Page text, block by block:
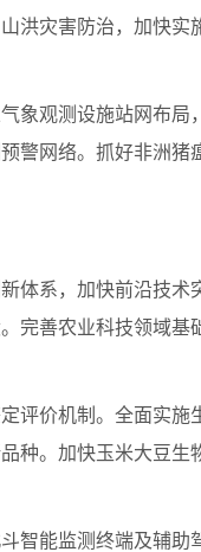
洪灾害防治，加快实
象观测设施站网布局
警网络。抓好非洲猪
体系，加快前沿技术
完善农业科技领域基
评价机制。全面实施
种。加快玉米大豆生
智能监测终端及辅助